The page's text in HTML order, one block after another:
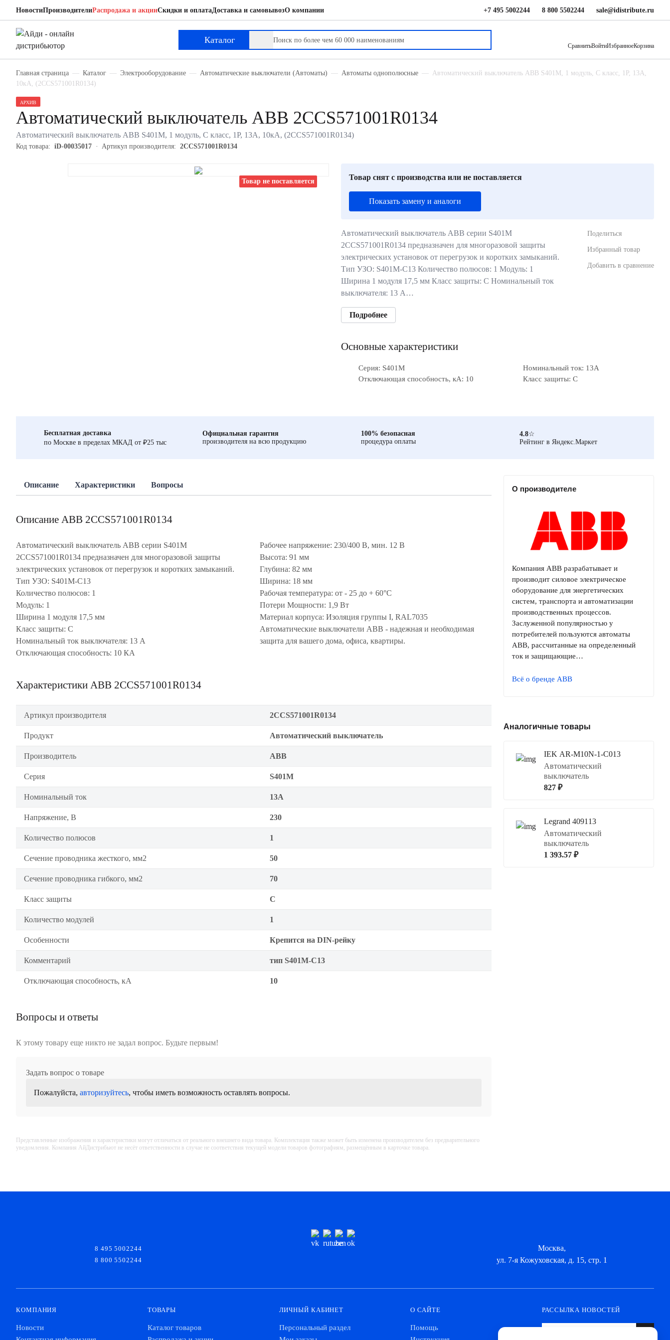
НовостиПроизводителиРаспродажа и акцииСкидки и оплатаДоставка и самовывозО компании +7 495 5002244 8 800 5502244 sale@idistribute.ru
Каталог
СравнитьВойтиИзбранноеКорзина
Главная страница Каталог Электрооборудование Автоматические выключатели (Автоматы) Автоматы однополюсные
Автоматический выключатель ABB S401M, 1 модуль, C класс, 1P, 13А,
10кА, (2CCS571001R0134)
Товар не поставляется
АРХИВ
Автоматический выключатель ABB 2CCS571001R0134
Автоматический выключатель ABB S401M, 1 модуль, C класс, 1P, 13А, 10кА, (2CCS571001R0134)
Код товара: iD-00035017 Артикул производителя: 2CCS571001R0134
Товар снят с производства или не поставляется
Показать замену и аналоги
Автоматический выключатель ABB серии S401M
2CCS571001R0134 предназначен для многоразовой защиты
электрических установок от перегрузок и коротких замыканий.
Тип УЗО: S401M-C13 Количество полюсов: 1 Модуль: 1
Ширина 1 модуля 17,5 мм Класс защиты: С Номинальный ток
выключателя: 13 А…
Подробнее
Поделиться
Избранный товар
Добавить в сравнение
Основные характеристики
Серия: S401M
Номинальный ток: 13А
Отключающая способность, кА: 10
Класс защиты: C
Бесплатная доставка
по Москве в пределах МКАД от ₽25 тыс
Официальная гарантия
производителя на всю продукцию
100% безопасная
процедура оплаты
4.8☆
Рейтинг в Яндекс.Маркет
Описание Характеристики Вопросы
Описание ABB 2CCS571001R0134
Автоматический выключатель ABB серии S401M
2CCS571001R0134 предназначен для многоразовой защиты
электрических установок от перегрузок и коротких замыканий.
Тип УЗО: S401M-C13
Количество полюсов: 1
Модуль: 1
Ширина 1 модуля 17,5 мм
Класс защиты: С
Номинальный ток выключателя: 13 А
Отключающая способность: 10 КА
Рабочее напряжение: 230/400 В, мин. 12 В
Высота: 91 мм
Глубина: 82 мм
Ширина: 18 мм
Рабочая температура: от - 25 до + 60°С
Потери Мощности: 1,9 Вт
Материал корпуса: Изоляция группы I, RAL7035
Автоматические выключатели ABB - надежная и необходимая
защита для вашего дома, офиса, квартиры.
Характеристики ABB 2CCS571001R0134
Артикул производителя 2CCS571001R0134
Продукт Автоматический выключатель
Производитель ABB
Серия S401M
Номинальный ток 13А
Напряжение, В 230
Количество полюсов 1
Сечение проводника жесткого, мм2 50
Сечение проводника гибкого, мм2 70
Класс защиты C
Количество модулей 1
Особенности Крепится на DIN-рейку
Комментарий тип S401M-C13
Отключающая способность, кА 10
Вопросы и ответы
К этому товару еще никто не задал вопрос. Будьте первым!
Задать вопрос о товаре
Пожалуйста, авторизуйтесь, чтобы иметь возможность оставлять вопросы.
Представленные изображения и характеристики могут отличаться от реального внешнего вида товара. Комплектация также может быть изменена производителем без предварительного
уведомления. Компания АйДистрибьют не несёт ответственности в случае не соответствия текущей модели товаров фотографиям, размещённым в карточке товара.
О производителе
Компания ABB разрабатывает и
производит силовое электрическое
оборудование для энергетических
систем, транспорта и автоматизации
производственных процессов.
Заслуженной популярностью у
потребителей пользуются автоматы
ABB, рассчитанные на определенный
ток и защищающие…
Всё о бренде ABB
Аналогичные товары
IEK AR-M10N-1-C013
Автоматический
выключатель
827 ₽
Legrand 409113
Автоматический
выключатель
1 393.57 ₽
ABB 2CCS571001R0134
Автоматический выключатель
8 495 5002244
8 800 5502244
Москва,
ул. 7-я Кожуховская, д. 15, стр. 1
КОМПАНИЯ
Новости
ТОВАРЫ
Каталог товаров
ЛИЧНЫЙ КАБИНЕТ
Персональный раздел
О САЙТЕ
Помощь
РАССЫЛКА НОВОСТЕЙ